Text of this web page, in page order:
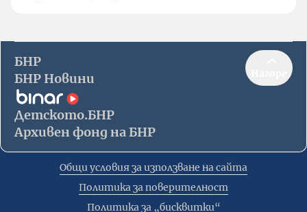
БНР
БНР Новини
Детското.БНР
Архивен фонд на БНР
Общи условия за използване на сайта
Политика за поверителност
Политика за „бисквитки“